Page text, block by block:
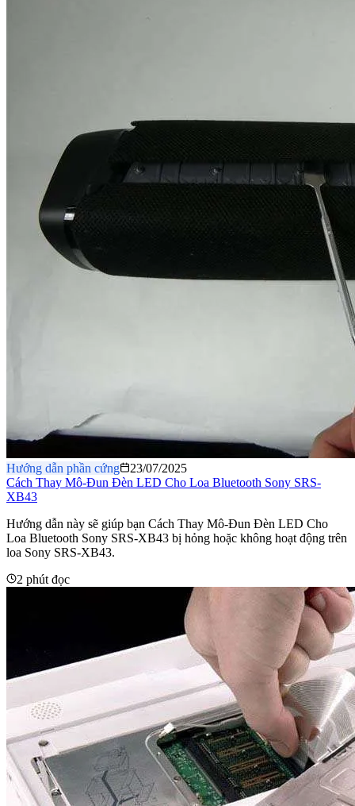
Hướng dẫn phần cứng
23/07/2025
Cách Thay Mô-Đun Đèn LED Cho Loa Bluetooth Sony SRS-
XB43
Hướng dẫn này sẽ giúp bạn Cách Thay Mô-Đun Đèn LED Cho
Loa Bluetooth Sony SRS-XB43 bị hỏng hoặc không hoạt động trên
loa Sony SRS-XB43.
2 phút đọc